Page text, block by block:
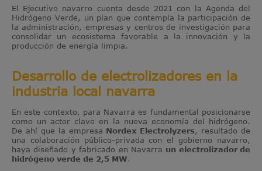
El Ejecutivo navarro cuenta desde 2021 con la Agenda del
Hidrógeno Verde, un plan que contempla la participación de
la administración, empresas y centros de investigación para
consolidar un ecosistema favorable a la innovación y la
producción de energía limpia.
Desarrollo de electrolizadores en la
industria local navarra
En este contexto, para Navarra es fundamental posicionarse
como un actor clave en la nueva economía del hidrógeno.
De ahí que la empresa Nordex Electrolyzers, resultado de
una colaboración público-privada con el gobierno navarro,
haya diseñado y fabricado en Navarra un electrolizador de
hidrógeno verde de 2,5 MW.